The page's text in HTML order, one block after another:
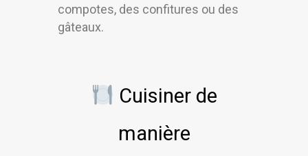
compotes, des confitures ou des
gâteaux.
Cuisiner de
manière